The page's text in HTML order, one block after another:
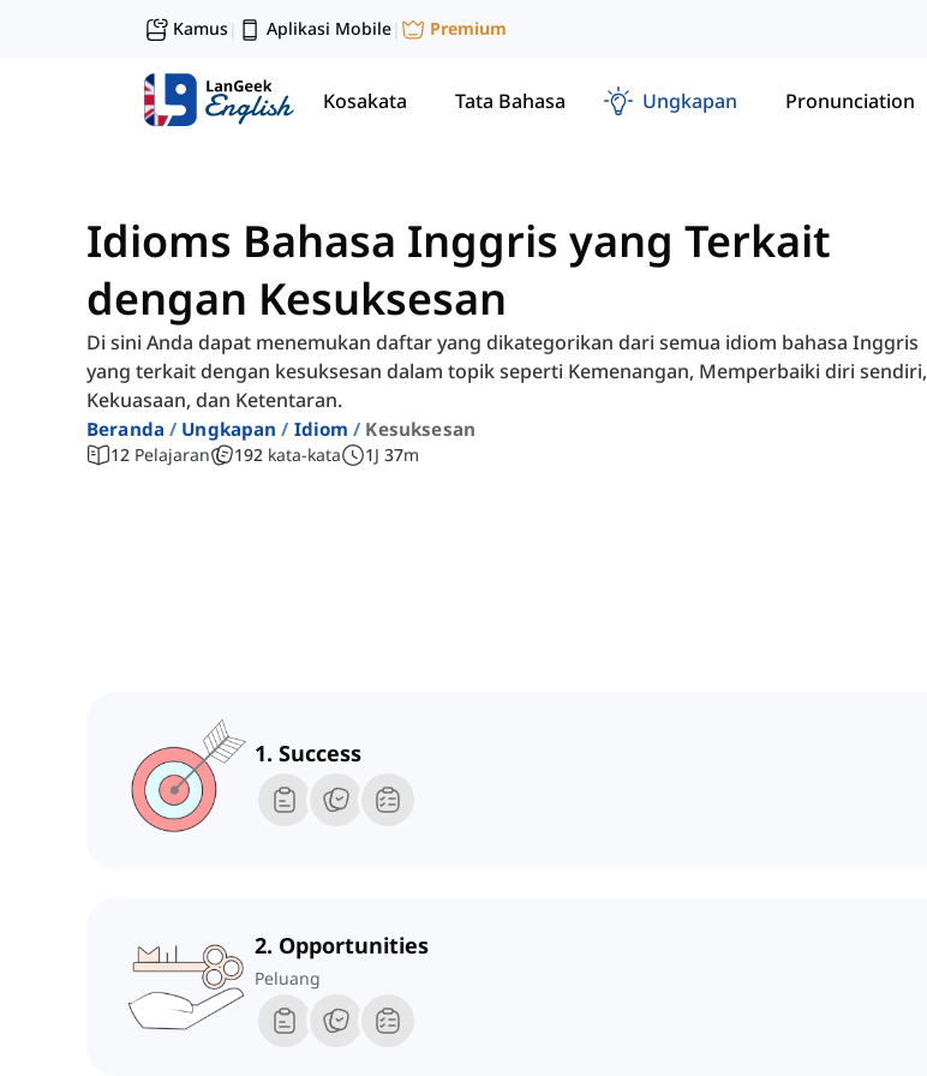
Kamus| Aplikasi Mobile| Premium
Kosakata Tata Bahasa Ungkapan Pronunciation
Idioms Bahasa Inggris yang Terkait
dengan Kesuksesan
Di sini Anda dapat menemukan daftar yang dikategorikan dari semua idiom bahasa Inggris
yang terkait dengan kesuksesan dalam topik seperti Kemenangan, Memperbaiki diri sendiri,
Kekuasaan, dan Ketentaran.
Beranda Ungkapan Idiom Kesuksesan
12 Pelajaran 192 kata-kata 1J 37m
1. Success
2. Opportunities
Peluang